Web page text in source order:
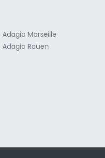
Adagio Marseille
Adagio Rouen